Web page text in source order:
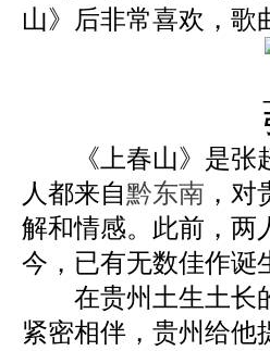
山》后非常喜欢，歌
《上春山》是张超
人都来自黔东南 ，
解和情感。此前，两
今，已有无数佳作诞
在贵州土生土长的
紧密相伴，贵州给他